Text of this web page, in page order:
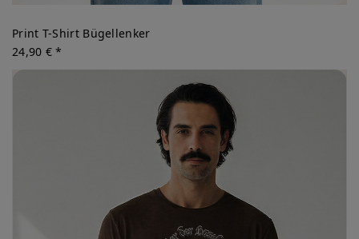
Print T-Shirt Bügellenker
24,90 € *